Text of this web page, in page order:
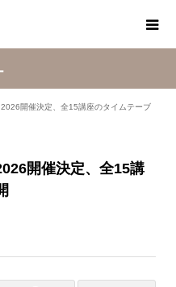
開催決定、全15講座のタイムテーブ
開催決定、全15講